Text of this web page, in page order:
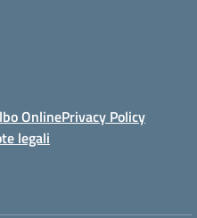
OnlinePrivacy Policy
legali